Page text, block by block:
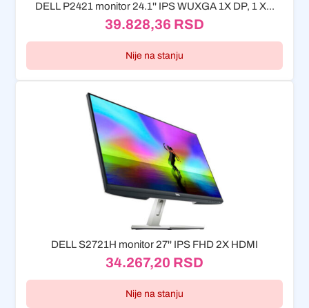
DELL P2421 monitor 24.1'' IPS WUXGA 1X DP, 1 X...
39.828,36 RSD
Nije na stanju
DELL S2721H monitor 27'' IPS FHD 2X HDMI
34.267,20 RSD
Nije na stanju